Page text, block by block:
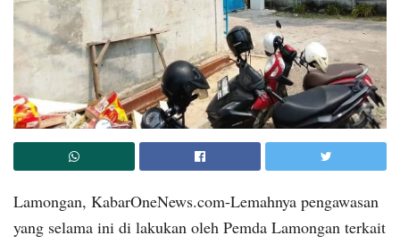
Lamongan, KabarOneNews.com-Lemahnya pengawasan
yang selama ini di lakukan oleh Pemda Lamongan terkait